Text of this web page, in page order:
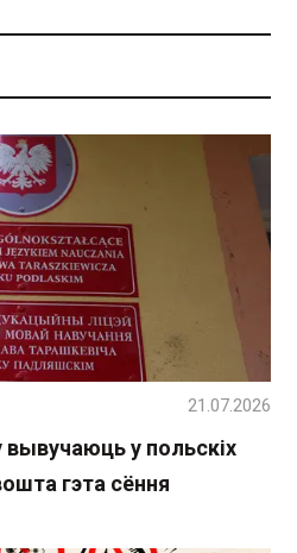
у польскіх
гэта сёння
21.07.2026